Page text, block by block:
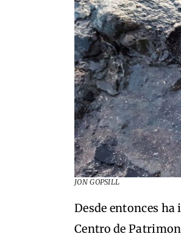
JON GOPSILL
Desde entonces
Centro de